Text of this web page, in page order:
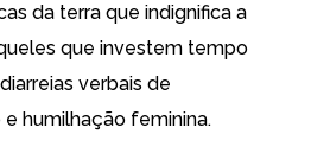
da terra que indignifica a
que investem tempo
verbais de
humilhação feminina.